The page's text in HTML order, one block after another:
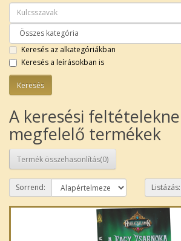
Keresés az alkategóriákban
Keresés a leírásokban is
A keresési
megfelelő termékek
Termék összehasonlítás(0)
Sorrend: Listázás: